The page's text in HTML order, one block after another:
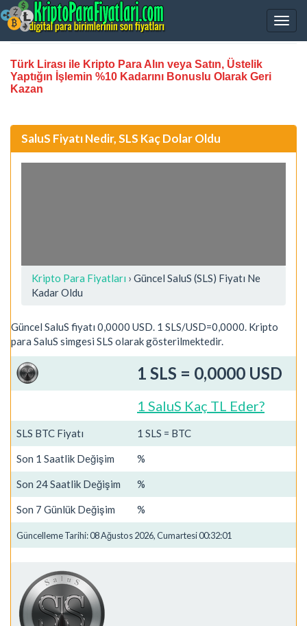
Türk Lirası ile Kripto Para Alın veya Satın, Üstelik
Yaptığın İşlemin %10 Kadarını Bonuslu Olarak Geri
Kazan
SaluS Fiyatı Nedir, SLS Kaç Dolar Oldu
Kripto Para Fiyatları › Güncel SaluS (SLS) Fiyatı Ne
Kadar Oldu
Güncel SaluS fiyatı 0,0000 USD. 1 SLS/USD=0,0000. Kripto
para SaluS simgesi SLS olarak gösterilmektedir.
1 SLS = 0,0000 USD
1 SaluS Kaç TL Eder?
SLS BTC Fiyatı 1 SLS = BTC
Son 1 Saatlik Değişim %
Son 24 Saatlik Değişim %
Son 7 Günlük Değişim %
Güncelleme Tarihi: 08 Ağustos 2026, Cumartesi 00:32:01